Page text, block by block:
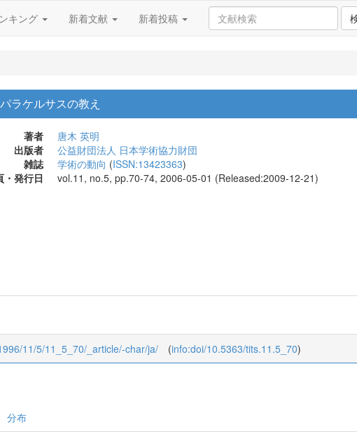
キング 新着文献 新着投稿
ラケルサスの教え
著者
唐木 英明
出版者
公益財団法人 日本学術協力財団
雑誌
学術の動向 (ISSN:13423363)
・発行日
vol.11, no.5, pp.70-74, 2006-05-01 (Released:2009-12-21)
11/5/11_5_70/_article/-char/ja/ (info:doi/10.5363/tits.11.5_70)
分布